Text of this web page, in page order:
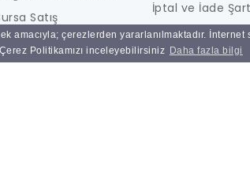
amacıyla; çerezlerden yararlanılmaktadır.
Politikamızı inceleyebilirsiniz Daha fazla bilgi
Satış
Showroom
Depo & Teknik
İptal ve İade
KİŞİSEL VERİLERE
AYDINLATMA